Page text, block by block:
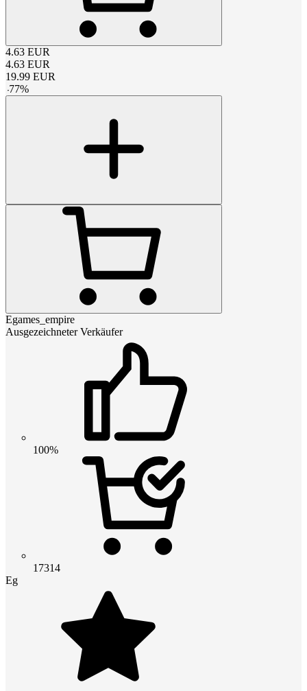
4.63 EUR
4.63 EUR
19.99 EUR
-77%
Egames_empire
Ausgezeichneter Verkäufer
100%
17314
Eg